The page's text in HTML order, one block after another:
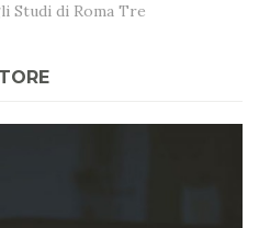
Studi di Roma Tre